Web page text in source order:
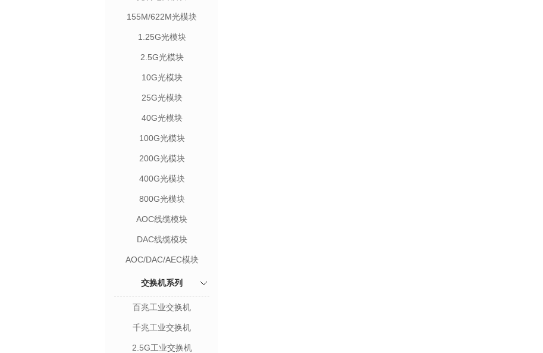
155M/622M光模块
1.25G光模块
2.5G光模块
10G光模块
25G光模块
40G光模块
100G光模块
200G光模块
400G光模块
800G光模块
AOC线缆模块
DAC线缆模块
AOC/DAC/AEC模块
交换机系列
百兆工业交换机
千兆工业交换机
2.5G工业交换机